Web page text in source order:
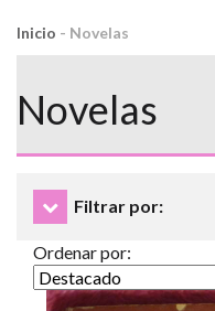
Inicio - Novelas
Novelas
Filtrar por:
Ordenar por: